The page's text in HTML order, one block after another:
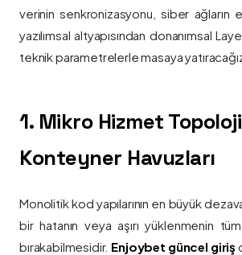
verinin senkronizasyonu, siber ağların
yazılımsal altyapısından donanımsal
teknik parametrelerle masaya
1. Mikro Hizmet
Konteyner Havuzları
Monolitik kod yapılarının en büyük
bir hatanın veya aşırı yüklenmenin
bırakabilmesidir. Enjoybet güncel giriş